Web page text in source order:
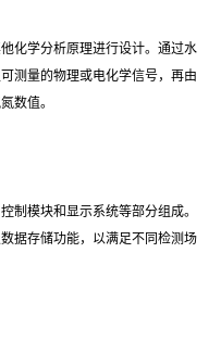
化学分析原理进行设计。通过水
测量的物理或电化学信号，再由
数值。
制模块和显示系统等部分组成。
据存储功能，以满足不同检测场